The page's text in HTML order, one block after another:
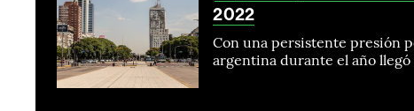
2022
Con una persistente presión
argentina durante el año llegó